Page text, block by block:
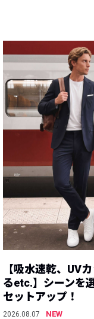
【吸水速乾、UV
るetc.】シーンを
セットアップ！
2026.08.07
NEW